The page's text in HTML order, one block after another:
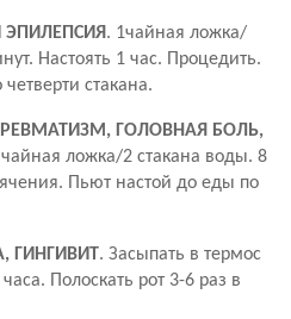
ЭПИЛЕПСИЯ. 1чайная ложка/
Настоять 1 час. Процедить.
стакана.
ГОЛОВНАЯ БОЛЬ,
ложка/2 стакана воды. 8
Пьют настой до еды по
ГИНГИВИТ. Засыпать в термос
Полоскать рот 3-6 раз в